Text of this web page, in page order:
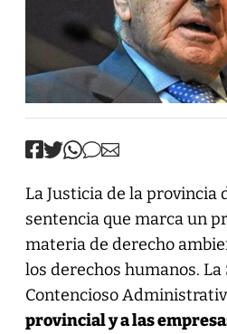
La Justicia de la provincia
sentencia que marca un
materia de derecho
los derechos humanos. La
Contencioso
provincial y a las